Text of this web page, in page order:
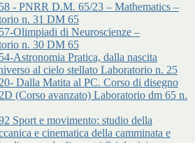
- PNRR D.M. 65/23 – Mathematics –
n. 31 DM 65
Olimpiadi di Neuroscienze –
n. 30 DM 65
Astronomia Pratica, dalla nascita
al cielo stellato Laboratorio n. 25
Dalla Matita al PC. Corso di disegno
(Corso avanzato) Laboratorio dm 65 n.
Sport e movimento: studio della
e cinematica della camminata e